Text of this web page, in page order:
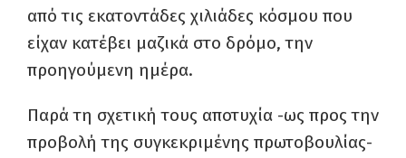
από τις εκατοντάδες χιλιάδες κόσμου που
είχαν κατέβει μαζικά στο δρόμο, την
προηγούμενη ημέρα.
Παρά τη σχετική τους αποτυχία -ως προς την
προβολή της συγκεκριμένης πρωτοβουλίας-